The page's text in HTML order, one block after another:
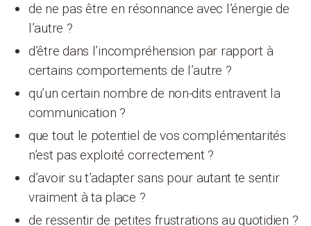
de ne pas être en résonnance avec l’énergie de
l’autre ?
d’être dans l’incompréhension par rapport à
certains comportements de l’autre ?
qu’un certain nombre de non-dits entravent la
communication ?
que tout le potentiel de vos complémentarités
n’est pas exploité correctement ?
d’avoir su t’adapter sans pour autant te sentir
vraiment à ta place ?
de ressentir de petites frustrations au quotidien ?